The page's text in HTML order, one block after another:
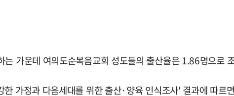
가운데 여의도순복음교회 성도들의 출산율은 1.86명으로
가정과 다음세대를 위한 출산·양육 인식조사' 결과에 따르